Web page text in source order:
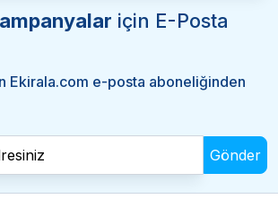
için E-Posta
Ekirala.com e-posta aboneliğinden
Gönder